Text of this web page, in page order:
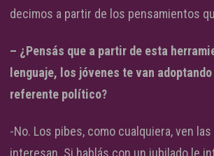
decimos a partir de los pensamientos
– ¿Pensás que a partir de esta
lenguaje, los jóvenes te van
referente político?
-No. Los pibes, como cualquiera, ven
interesan. Si hablás con un jubilado le